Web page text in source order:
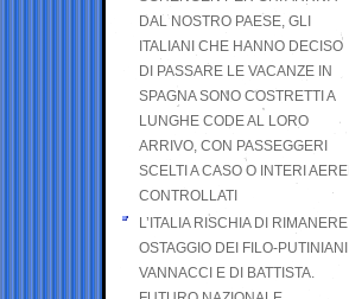
DAL NOSTRO PAESE, GLI
ITALIANI CHE HANNO DECISO
DI PASSARE LE VACANZE IN
SPAGNA SONO COSTRETTI A
LUNGHE CODE AL LORO
ARRIVO, CON PASSEGGERI
SCELTI A CASO O INTERI AEREI
CONTROLLATI
L’ITALIA RISCHIA DI RIMANERE
OSTAGGIO DEI FILO-PUTINIANI
VANNACCI E DI BATTISTA.